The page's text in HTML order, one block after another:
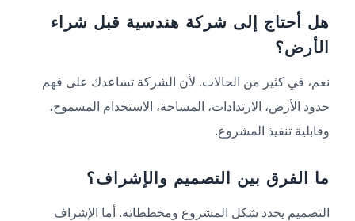
هل أحتاج إلى شركة هندسية قبل شراء
الأرض؟
نعم، في كثير من الحالات. لأن الشركة تساعدك على فهم
حدود الأرض، الارتدادات، المساحة، الاستخدام المسموح،
وقابلية تنفيذ المشروع.
ما الفرق بين التصميم والإشراف؟
التصميم يحدد شكل المشروع ومخططاته. أما الإشراف